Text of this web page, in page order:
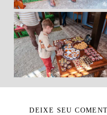
DEIXE SEU